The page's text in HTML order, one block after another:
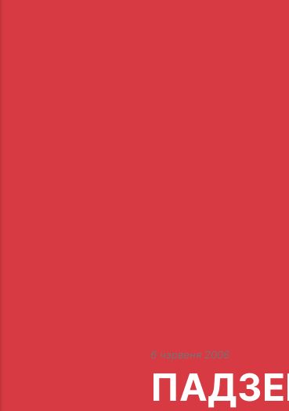
6 чэрвеня 2006